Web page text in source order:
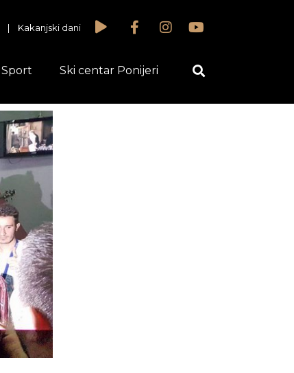
| Kakanjski dani
Sport Ski centar Ponijeri